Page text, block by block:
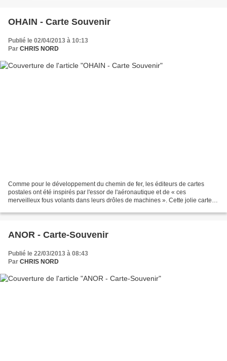
OHAIN - Carte Souvenir
Publié le 02/04/2013 à 10:13
Par CHRIS NORD
Comme pour le développement du chemin de fer, les éditeurs de cartes
postales ont été inspirés par l'essor de l'aéronautique et de « ces
merveilleux fous volants dans leurs drôles de machines ». Cette jolie carte
ANOR - Carte-Souvenir
Publié le 22/03/2013 à 08:43
Par CHRIS NORD